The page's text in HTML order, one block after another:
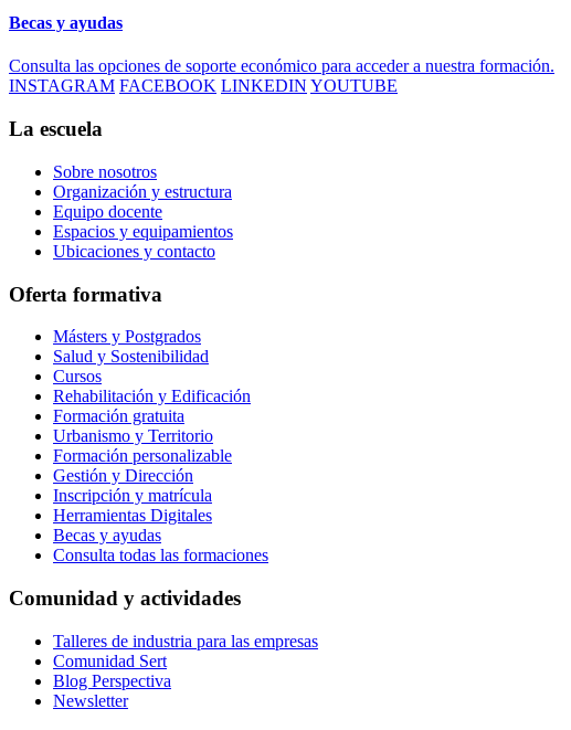
Becas y ayudas
Consulta las opciones de soporte económico para acceder a nuestra formación.
INSTAGRAM FACEBOOK LINKEDIN YOUTUBE
La escuela
Sobre nosotros
Organización y estructura
Equipo docente
Espacios y equipamientos
Ubicaciones y contacto
Oferta formativa
Másters y Postgrados
Salud y Sostenibilidad
Cursos
Rehabilitación y Edificación
Formación gratuita
Urbanismo y Territorio
Formación personalizable
Gestión y Dirección
Inscripción y matrícula
Herramientas Digitales
Becas y ayudas
Consulta todas las formaciones
Comunidad y actividades
Talleres de industria para las empresas
Comunidad Sert
Blog Perspectiva
Newsletter